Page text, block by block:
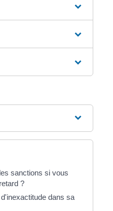
sanctions si vous
?
dans sa